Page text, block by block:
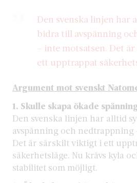
Den svenska linjen har
bidra till avspänning
– inte motsatsen. Det
ett upptrappat
Argument mot svenskt
1. Skulle skapa ökade
Den svenska linjen har alltid
avspänning och nedtrappning
Det är särskilt viktigt i ett
säkerhetsläge. Nu krävs kyla
stabilitet som möjligt.